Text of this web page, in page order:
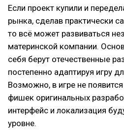
Если проект купили и
рынка, сделав практически
то всё может развиваться
материнской компании.
себя берут отечественные
постепенно адаптируя игру
Возможно, в игре не
фишек оригинальных
интерфейс и локализация
уровне.